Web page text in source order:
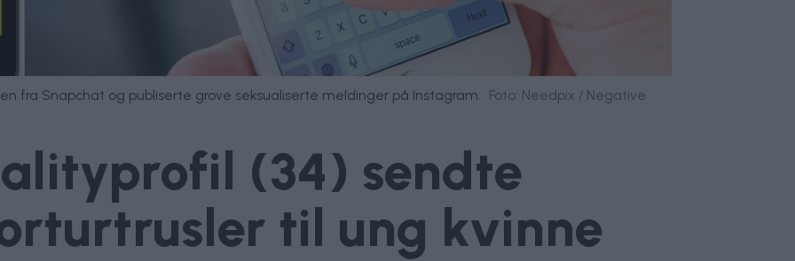
fra Snapchat og publiserte grove seksualiserte meldinger på Instagram. Foto: Needpix / Negative
(34) sendte
til ung kvinne